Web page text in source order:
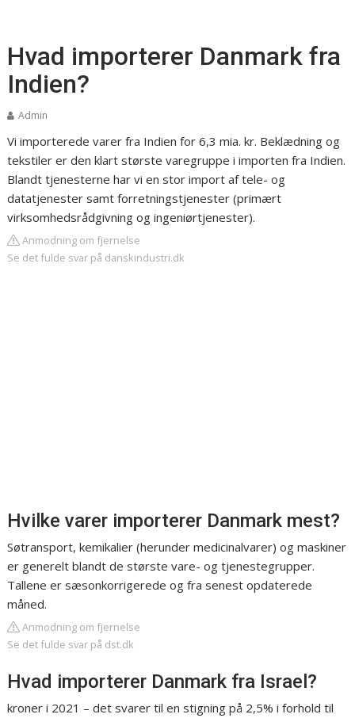
Hvad importerer Danmark fra
Indien?
Admin
Vi importerede varer fra Indien for 6,3 mia. kr. Beklædning og
tekstiler er den klart største varegruppe i importen fra Indien.
Blandt tjenesterne har vi en stor import af tele- og
datatjenester samt forretningstjenester (primært
virksomhedsrådgivning og ingeniørtjenester).
Anmodning om fjernelse
Se det fulde svar på danskindustri.dk
Hvilke varer importerer Danmark mest?
Søtransport, kemikalier (herunder medicinalvarer) og maskiner
er generelt blandt de største vare- og tjenestegrupper.
Tallene er sæsonkorrigerede og fra senest opdaterede
måned.
Anmodning om fjernelse
Se det fulde svar på dst.dk
Hvad importerer Danmark fra Israel?
kroner i 2021 – det svarer til en stigning på 2,5% i forhold til